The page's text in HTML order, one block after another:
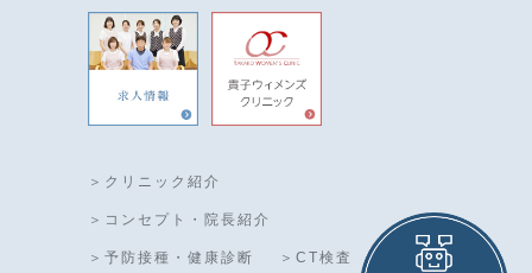
＞クリニック紹介
＞コンセプト・院長紹介
＞予防接種・健康診断 ＞CT検査